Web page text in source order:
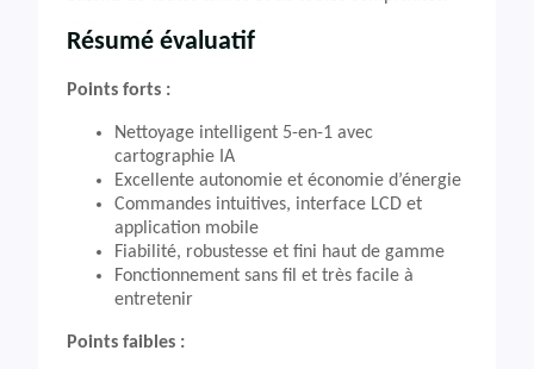
Résumé évaluatif
Points forts :
Nettoyage intelligent 5-en-1 avec
cartographie IA
Excellente autonomie et économie d’énergie
Commandes intuitives, interface LCD et
application mobile
Fiabilité, robustesse et fini haut de gamme
Fonctionnement sans fil et très facile à
entretenir
Points faibles :